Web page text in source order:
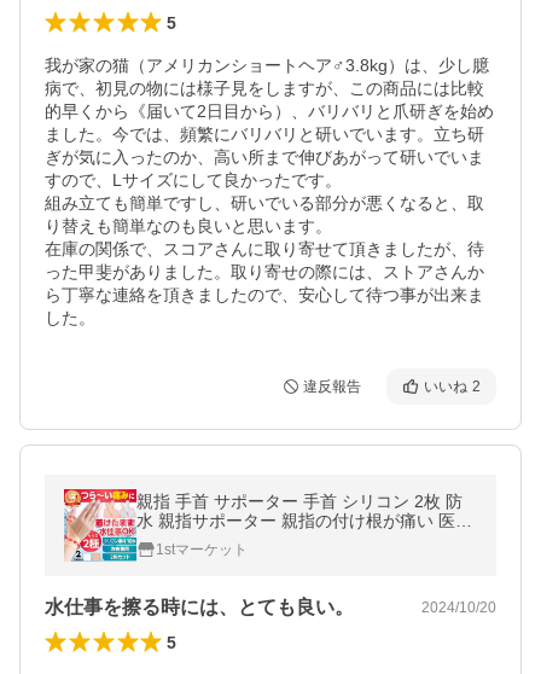
5
我が家の猫（アメリカンショートヘア♂3.8kg）は、少し臆
病で、初見の物には様子見をしますが、この商品には比較
的早くから《届いて2日目から）、バリバリと爪研ぎを始め
ました。今では、頻繁にバリバリと研いでいます。立ち研
ぎが気に入ったのか、高い所まで伸びあがって研いでいま
すので、Lサイズにして良かったです。
組み立ても簡単ですし、研いでいる部分が悪くなると、取
り替えも簡単なのも良いと思います。
在庫の関係で、スコアさんに取り寄せて頂きましたが、待
った甲斐がありました。取り寄せの際には、ストアさんか
ら丁寧な連絡を頂きましたので、安心して待つ事が出来ま
した。
違反報告 いいね 2
親指 手首 サポーター 手首 シリコン 2枚 防
水 親指サポーター 親指の付け根が痛い 医療
用 手 ばね指 腱鞘炎 固定
1stマーケット
水仕事を擦る時には、とても良い。 2024/10/20
5